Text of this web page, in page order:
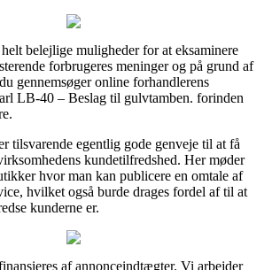
belejlige muligheder for at eksaminere
forbrugeres meninger og på grund af
gennemsøger online forhandlerens
LB-40 – Beslag til gulvtamben. forinden
tilsvarende egentlig gode genveje til at få
kundetilfredshed. Her møder
hvor man kan publicere en omtale af
hvilket også burde drages fordel af til at
kunderne er.
af annonceindtægter. Vi arbejder